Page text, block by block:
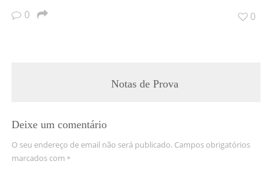
0 0
Notas de Prova
Deixe um comentário
O seu endereço de email não será publicado. Campos obrigatórios
marcados com *